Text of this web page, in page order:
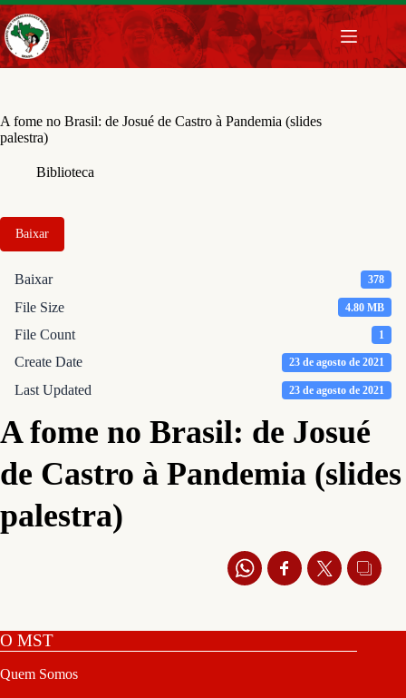
Pular
para
o
conteúdo
A fome no Brasil: de Josué de Castro à Pandemia (slides
palestra)
Biblioteca
Baixar
Baixar 378
File Size 4.80 MB
File Count 1
Create Date 23 de agosto de 2021
Last Updated 23 de agosto de 2021
A fome no Brasil: de Josué
de Castro à Pandemia (slides
palestra)
O MST
Quem Somos